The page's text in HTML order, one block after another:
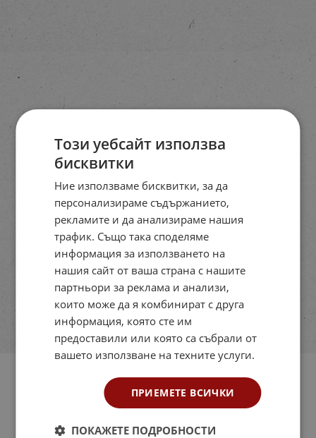
Този уебсайт използва
бисквитки
Ние използваме бисквитки, за да
персонализираме съдържанието,
рекламите и да анализираме нашия
трафик. Също така споделяме
информация за използването на
нашия сайт от ваша страна с нашите
партньори за реклама и анализи,
които може да я комбинират с друга
информация, която сте им
предоставили или която са събрали от
вашето използване на техните услуги.
ПРИЕМЕТЕ ВСИЧКИ
ПОКАЖЕТЕ ПОДРОБНОСТИ